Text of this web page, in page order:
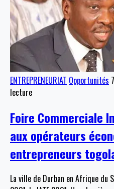
ENTREPRENEURIAT Opportunités
lecture
Foire Commerciale
aux opérateurs
entrepreneurs
La ville de Durban en Afrique du